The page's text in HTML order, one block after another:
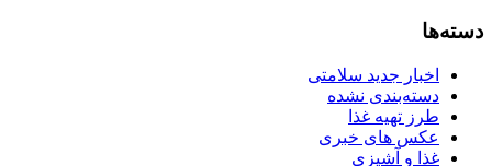
دسته‌ها
اخبار جدید سلامتی
دسته‌بندی نشده
طرز تهیه غذا
عکس های خبری
غذا و آشپزی